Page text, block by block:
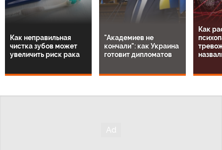
Как неправильная
чистка зубов может
увеличить риск рака
"Академиев не
кончали": как Украина
готовит дипломатов
Как